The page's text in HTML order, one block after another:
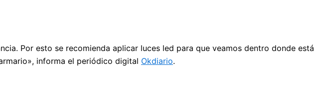
Por esto se recomienda aplicar luces led para que veamos dentro donde está
informa el periódico digital Okdiario.